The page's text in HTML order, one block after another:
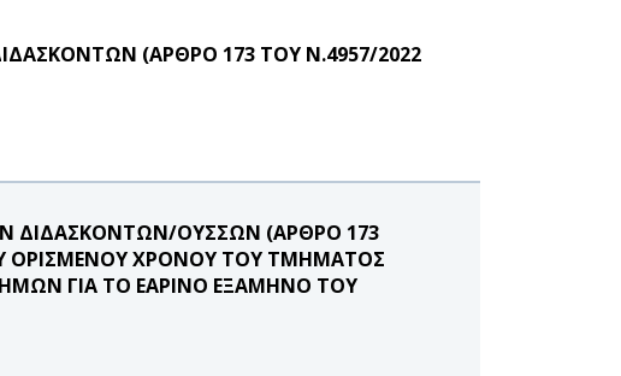
(ΑΡΘΡΟ 173 ΤΟΥ Ν.4957/2022
ΔΙΔΑΣΚΟΝΤΩΝ/ΟΥΣΣΩΝ (ΑΡΘΡΟ 173
ΟΡΙΣΜΕΝΟΥ ΧΡΟΝΟΥ ΤΟΥ ΤΜΗΜΑΤΟΣ
ΓΙΑ ΤΟ ΕΑΡΙΝΟ ΕΞΑΜΗΝΟ ΤΟΥ